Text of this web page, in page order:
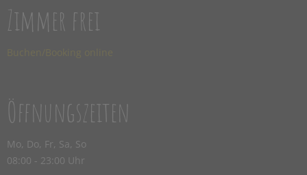
Zimmer frei
Öffnungszeiten
Mo, Do, Fr, Sa, So
08:00 - 23:00 Uhr